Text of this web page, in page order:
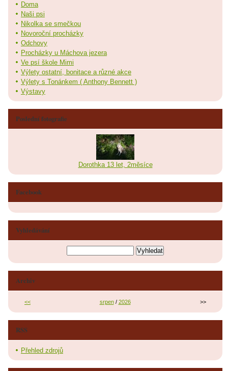
Doma
Naši psi
Nikolka se smečkou
Novoroční procházky
Odchovy
Procházky u Máchova jezera
Ve psí škole Mimi
Výlety ostatní, bonitace a různé akce
Výlety s Tonánkem ( Anthony Bennett )
Výstavy
Poslední fotografie
Dorothka 13 let, 2měsíce
Facebook
Vyhledávání
Archiv
<< srpen/ 2026 >>
RSS
Přehled zdrojů